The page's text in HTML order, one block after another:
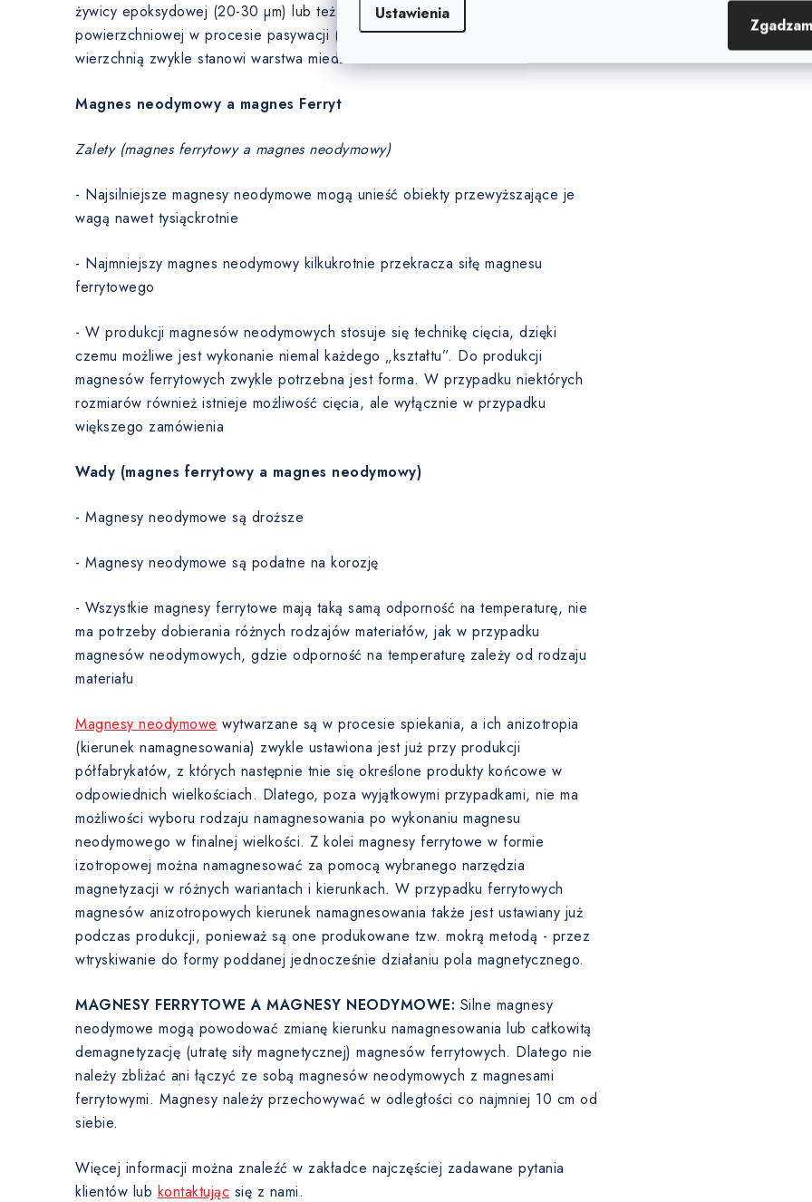
Ustawienia
żywicy epoksydowej (20-30 µm) lub też magnesy poddawane są obróbce
powierzchniowej w procesie pasywacji (0 µm). Warstwę pośrednią pod warstwą
wierzchnią zwykle stanowi warstwa miedzi.
Magnes neodymowy a magnes Ferryt
Zalety (magnes ferrytowy a magnes neodymowy)
- Najsilniejsze magnesy neodymowe mogą unieść obiekty przewyższające je
wagą nawet tysiąckrotnie
- Najmniejszy magnes neodymowy kilkukrotnie przekracza siłę magnesu
ferrytowego
- W produkcji magnesów neodymowych stosuje się technikę cięcia, dzięki
czemu możliwe jest wykonanie niemal każdego „kształtu”. Do produkcji
magnesów ferrytowych zwykle potrzebna jest forma. W przypadku niektórych
rozmiarów również istnieje możliwość cięcia, ale wyłącznie w przypadku
większego zamówienia
Wady (magnes ferrytowy a magnes neodymowy)
- Magnesy neodymowe są droższe
- Magnesy neodymowe są podatne na korozję
- Wszystkie magnesy ferrytowe mają taką samą odporność na temperaturę, nie
ma potrzeby dobierania różnych rodzajów materiałów, jak w przypadku
magnesów neodymowych, gdzie odporność na temperaturę zależy od rodzaju
materiału
Magnesy neodymowe wytwarzane są w procesie spiekania, a ich anizotropia
(kierunek namagnesowania) zwykle ustawiona jest już przy produkcji
półfabrykatów, z których następnie tnie się określone produkty końcowe w
odpowiednich wielkościach. Dlatego, poza wyjątkowymi przypadkami, nie ma
możliwości wyboru rodzaju namagnesowania po wykonaniu magnesu
neodymowego w finalnej wielkości. Z kolei magnesy ferrytowe w formie
izotropowej można namagnesować za pomocą wybranego narzędzia
magnetyzacji w różnych wariantach i kierunkach. W przypadku ferrytowych
magnesów anizotropowych kierunek namagnesowania także jest ustawiany już
podczas produkcji, ponieważ są one produkowane tzw. mokrą metodą - przez
wtryskiwanie do formy poddanej jednocześnie działaniu pola magnetycznego.
MAGNESY FERRYTOWE A MAGNESY NEODYMOWE: Silne magnesy
neodymowe mogą powodować zmianę kierunku namagnesowania lub całkowitą
demagnetyzację (utratę siły magnetycznej) magnesów ferrytowych. Dlatego nie
należy zbliżać ani łączyć ze sobą magnesów neodymowych z magnesami
ferrytowymi. Magnesy należy przechowywać w odległości co najmniej 10 cm od
siebie.
Więcej informacji można znaleźć w zakładce najczęściej zadawane pytania
klientów lub kontaktując się z nami.